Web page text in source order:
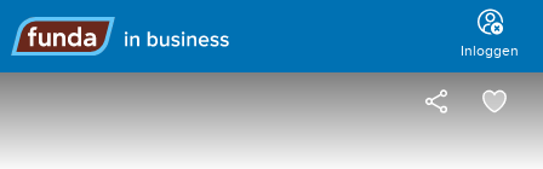
Hoofdmenu
Inloggen